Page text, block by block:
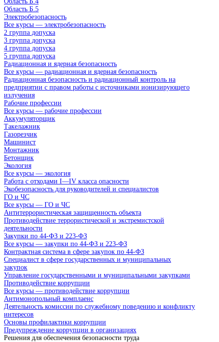
Область Б.5
Электробезопасность
Все курсы — электробезопасность
2 группа допуска
3 группа допуска
4 группа допуска
5 группа допуска
Радиационная и ядерная безопасность
Все курсы — радиационная и ядерная безопасность
Радиационная безопасность и радиационный контроль на
предприятии с правом работы с источниками ионизирующего
излучения
Рабочие профессии
Все курсы — рабочие профессии
Аккумуляторщик
Такелажник
Газорезчик
Машинист
Монтажник
Бетонщик
Экология
Все курсы — экология
Работа с отходами I—IV класса опасности
Экобезопасность для руководителей и специалистов
ГО и ЧС
Все курсы — ГО и ЧС
Антитеррористическая защищенность объекта
Противодействие террористической и экстремистской
деятельности
Закупки по 44-ФЗ и 223-ФЗ
Все курсы — закупки по 44-ФЗ и 223-ФЗ
Контрактная система в сфере закупок по 44-ФЗ
Специалист в сфере государственных и муниципальных
закупок
Управление государственными и муниципальными закупками
Противодействие коррупции
Все курсы — противодействие коррупции
Антимонопольный комплаенс
Деятельность комиссии по служебному поведению и конфликту
интересов
Основы профилактики коррупции
Предупреждение коррупции в организациях
Решения для обеспечения безопасности труда